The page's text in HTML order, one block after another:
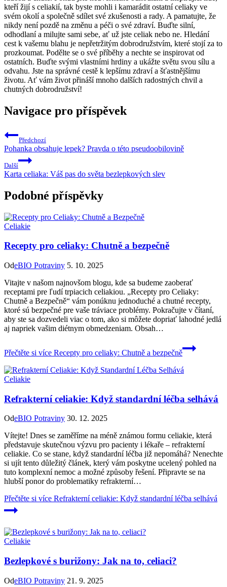
kteří žijí s celiakií, tak byste mohli i kamarádit ostatní celiaky ve
svém okolí a společně sdílet své zkušenosti a rady. A pamatujte, že
nikdy není pozdě na změnu a péči o své zdraví. Buďte silní,
odhodlaní a milujte sami sebe, ať už jste celiak nebo ne. Hledání
cest k vašemu blahu je nepřetržitým dobrodružstvím, které stojí za to
prozkoumat. Podělte se o své příběhy a nechte se inspirovat od
ostatních. Buďte svými vlastními hrdiny a ukážte světu svou sílu a
odvahu. Jste na správné cestě k lepšímu zdraví a šťastnějšímu
životu. Ať vám život přináší mnoho dalších radostných chvil a
chutných dobrodružství!
Navigace pro příspěvek
Předchozí
Pohanka obsahuje lepek? Pravda o této pseudoobilovině
Další
Karta celiaka: Váš pas do světa bezlepkových slev
Podobné příspěvky
Celiakie
Recepty pro celiaky: Chutně a bezpečně
OdeBIO Potraviny 5. 10. 2025
Vitajte v našom najnovšom blogu, kde sa budeme zaoberať
receptami pre ľudí trpiacich celiakiou. „Recepty pro Celiaky:
Chutně a Bezpečně“ vám ponúknu jednoduché a chutné recepty,
ktoré sú bezpečné pre vaše tráviace problémy. Pokračujte v čítaní,
aby ste sa dozvedeli viac o tom, ako si môžete dopriať lahodné jedlá
aj napriek vašim diétnym obmedzeniam. Obsah…
Přečtěte si více Recepty pro celiaky: Chutně a bezpečně
Celiakie
Refrakterní celiakie: Když standardní léčba selhává
OdeBIO Potraviny 30. 12. 2025
Vítejte! Dnes se zaměříme na méně známou formu celiakie, která
představuje skutečnou výzvu pro pacienty i lékaře – refrakterní
celiakie. Co se stane, když standardní léčba již nepomáhá? Nenechte
si ujít tento důležitý článek, který vám poskytne ucelený pohled na
tuto komplexní nemoc a možné způsoby řešení. Připravte se na
hlubší ponor do problematiky refrakterní…
Přečtěte si více Refrakterní celiakie: Když standardní léčba selhává
Celiakie
Bezlepkové s burižony: Jak na to, celiaci?
OdeBIO Potraviny 21. 9. 2025